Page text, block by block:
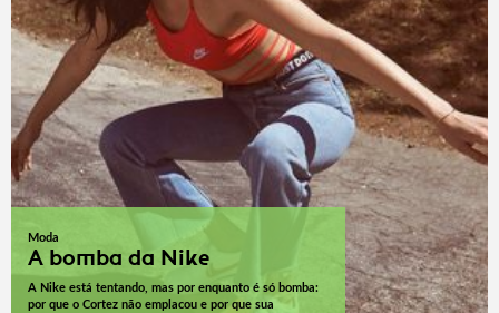
Moda
A bomba da Nike
A Nike está tentando, mas por enquanto é só bomba:
por que o Cortez não emplacou e por que sua